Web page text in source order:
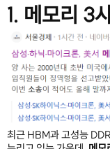
1. 메모리 3
최근 HBM과 고성능